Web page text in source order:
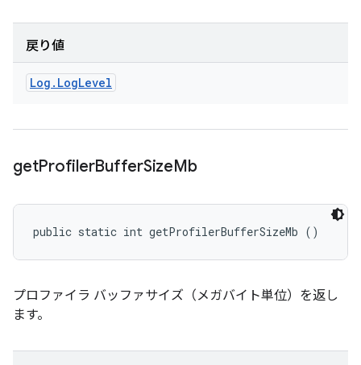
戻り値
Log . LogLevel
getProfilerBufferSizeMb
public static int getProfilerBufferSizeMb ()
プロファイラ バッファサイズ（メガバイト単位）を返し
ます。